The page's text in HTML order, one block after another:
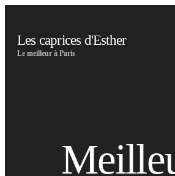
Les caprices d'Esther
Le meilleur à Paris